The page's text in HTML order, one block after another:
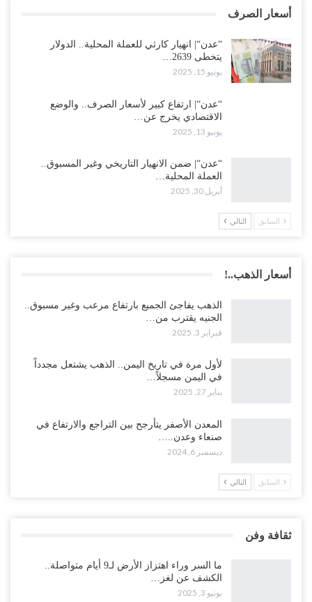
أسعار الصرف
“عدن“| انهيار كارثي للعملة المحلية.. الدولار
يتخطى 2639…
يونيو 15, 2025
“عدن“| ارتفاع كبير لأسعار الصرف.. والوضع
الاقتصادي يخرج عن…
يونيو 13, 2025
“عدن“| ضمن الانهيار التاريخي وغير المسبوق..
العملة المحلية…
أبريل 30, 2025
السابق التالي
أسعار الذهب..!
الذهب يفاجئ الجميع بارتفاع مرعب وغير مسبوق..
الجنيه يقترب من…
فبراير 3, 2025
لأول مرة في تاريخ اليمن.. الذهب يشتعل مجدداً
في اليمن مسجلاً…
يناير 27, 2025
المعدن الأصفر يتأرجح بين التراجع والارتفاع في
صنعاء وعدن..…
ديسمبر 6, 2024
السابق التالي
ثقافة وفن
ما السر وراء اهتزاز الأرض لـ9 أيام متواصلة..
الكشف عن لغز…
يونيو 3, 2025